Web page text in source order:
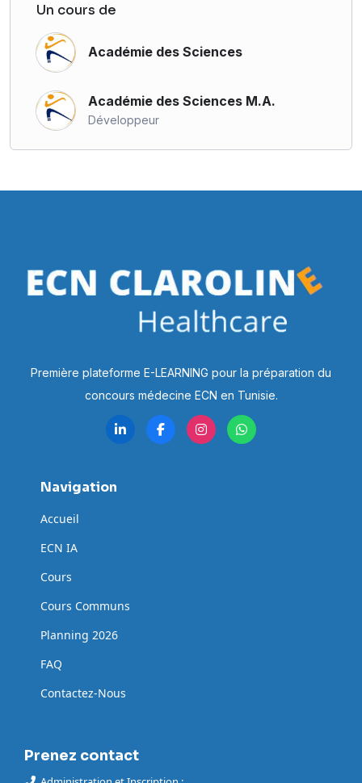
Un cours de
Académie des Sciences
Académie des Sciences M.A.
Développeur
Première plateforme E-LEARNING pour la préparation du
concours médecine ECN en Tunisie.
Navigation
Accueil
ECN IA
Cours
Cours Communs
Planning 2026
FAQ
Contactez-Nous
Prenez contact